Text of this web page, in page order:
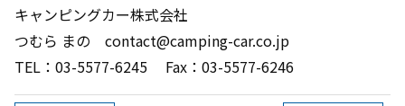
キャンピングカー株式会社
つむら まの contact@camping-car.co.jp
TEL：03-5577-6245 Fax：03-5577-6246